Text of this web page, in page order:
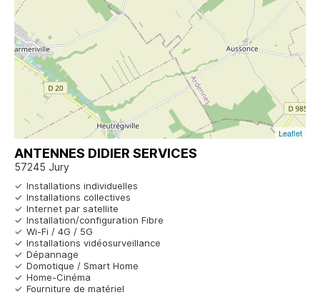
Leaflet
ANTENNES DIDIER SERVICES
57245 Jury
Installations individuelles
Installations collectives
Internet par satellite
Installation/configuration Fibre
Wi-Fi / 4G / 5G
Installations vidéosurveillance
Dépannage
Domotique / Smart Home
Home-Cinéma
Fourniture de matériel